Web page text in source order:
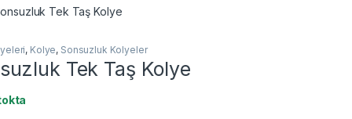
Tek Taş Kolye
, Kolye, Sonsuzluk Kolyeler
Tek Taş Kolye